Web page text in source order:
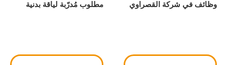
وظائف في شركة القصراوي مطلوب مُدرّبة لياقة بدنية